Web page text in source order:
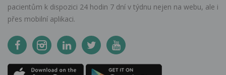
pacientům k dispozici 24 hodin 7 dní v týdnu nejen na webu, ale i
přes mobilní aplikaci.